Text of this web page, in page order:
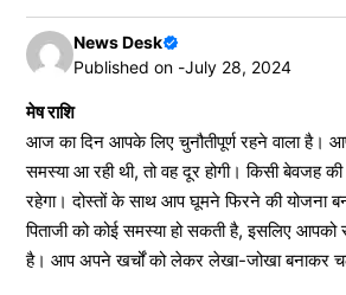
News Desk
Published on -July 28, 2024
मेष राशि
आज का दिन आपके लिए चुनौतीपूर्ण रहने वाला है।
समस्या आ रही थी, तो वह दूर होगी। किसी बेवजह
रहेगा। दोस्तों के साथ आप घूमने फिरने की
पिताजी को कोई समस्या हो सकती है, इसलिए
है। आप अपने खर्चों को लेकर लेखा-जोखा बनाकर